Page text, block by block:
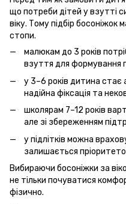
що потреби дітей у взутті
віку. Тому підбір
стопи.
малюкам до 3 років
взуття для формування
у 3–6 років дитина
надійна фіксація та
школярам 7–12 років
але зі збереженням
у підлітків можна
залишається
Вибираючи босоніжки за
не тільки почуватися
фізично.